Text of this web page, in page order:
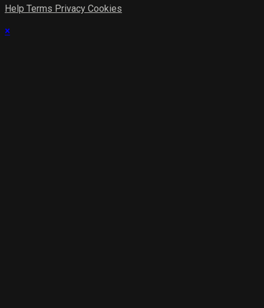
Help Terms Privacy Cookies
×